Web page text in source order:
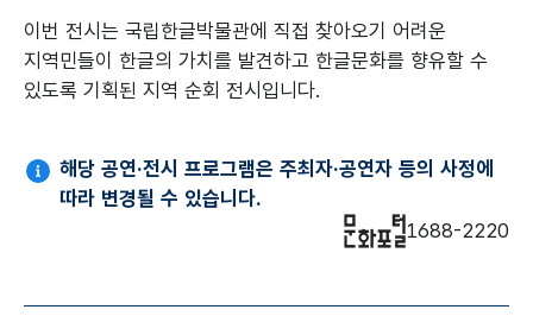
이번 전시는 국립한글박물관에 직접 찾아오기 어려운
지역민들이 한글의 가치를 발견하고 한글문화를 향유할 수
있도록 기획된 지역 순회 전시입니다.
해당 공연·전시 프로그램은 주최자·공연자 등의 사정에
따라 변경될 수 있습니다.
1688-2220